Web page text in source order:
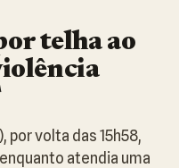
telha ao
por volta das 15h58,
atendia uma